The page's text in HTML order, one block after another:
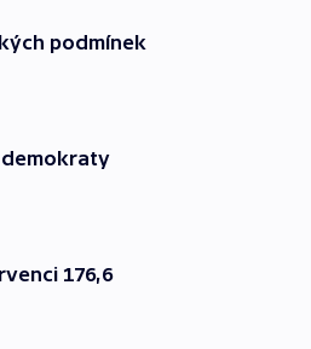
podmínek
demokraty
176,6